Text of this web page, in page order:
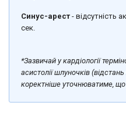
Синус-арест - відсутність
сек.
*Зазвичай у кардіології
асистолії шлуночків
коректніше уточнюватиме,